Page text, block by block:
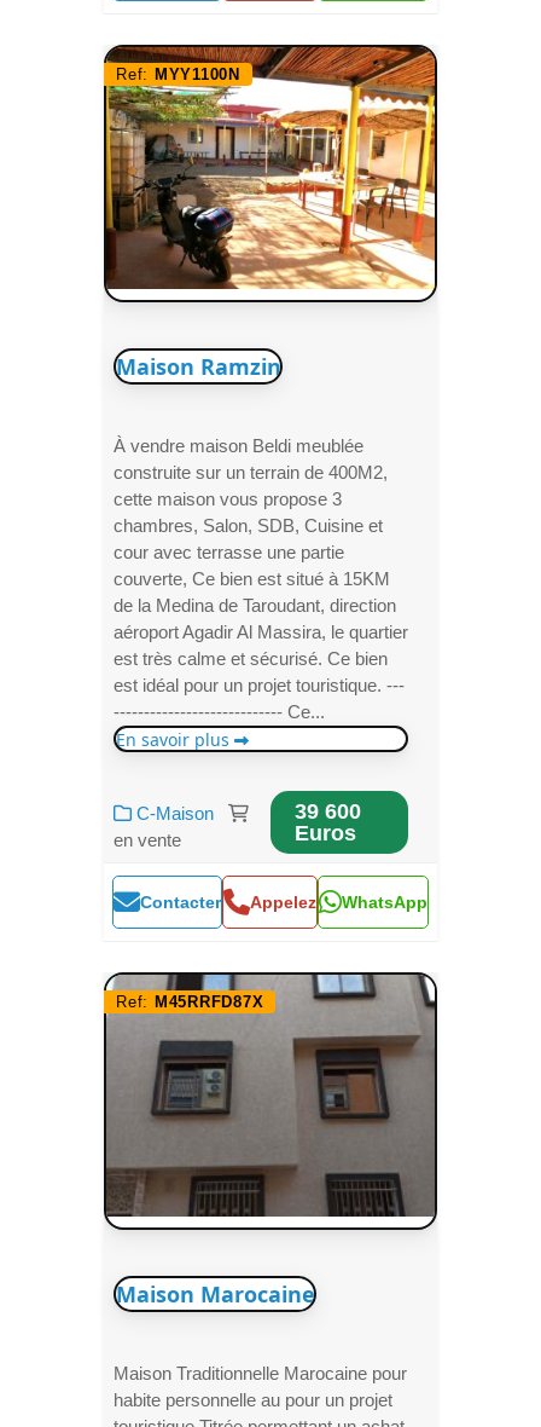
Ref: MYY1100N
Maison Ramzin
À vendre maison Beldi meublée
construite sur un terrain de 400M2,
cette maison vous propose 3
chambres, Salon, SDB, Cuisine et
cour avec terrasse une partie
couverte, Ce bien est situé à 15KM
de la Medina de Taroudant, direction
aéroport Agadir Al Massira, le quartier
est très calme et sécurisé. Ce bien
est idéal pour un projet touristique. ---
---------------------------- Ce...
En savoir plus
C-Maison
en vente
39 600
Euros
Contacter Appelez WhatsApp
Ref: M45RRFD87X
Maison Marocaine
Maison Traditionnelle Marocaine pour
habite personnelle au pour un projet